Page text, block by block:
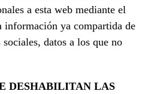
a esta web mediante el
información ya compartida de
sociales, datos a los que no
DESHABILITAN LAS